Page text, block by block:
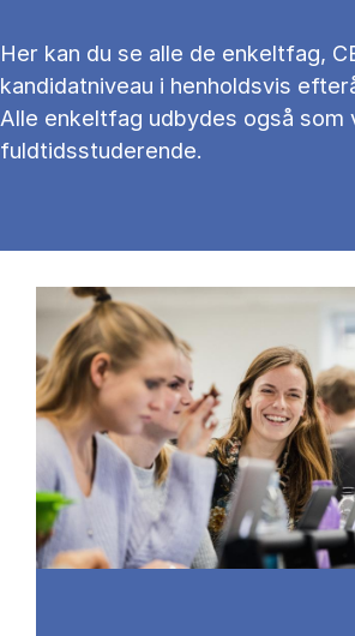
Her kan du se alle de en­kelt­fag,
kan­di­dat­ni­veau i hen­holds­vis
Alle en­kelt­fag ud­by­des også som
fuld­tids­stu­de­ren­de.